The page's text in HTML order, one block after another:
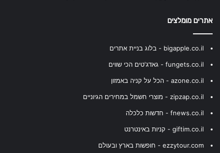
אתרים מומלצים
bigapple.co.il - בלוג בניית אתרים
fungets.co.il - גאדג'טים הכי שווים
azone.co.il - הכל על קניה באמזון
zipzap.co.il - מוצרי חשמל במחירים הגיוניים
fnews.co.il - חדשות כלכלה
giftim.co.il - קניות באינטרנט
ezzytour.com - חופשות בארץ ובעולם